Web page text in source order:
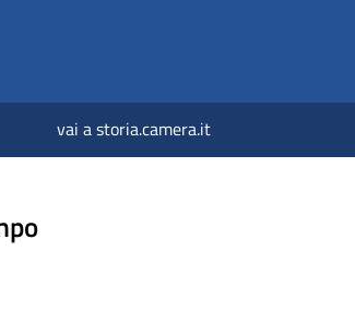
vai a storia.camera.it